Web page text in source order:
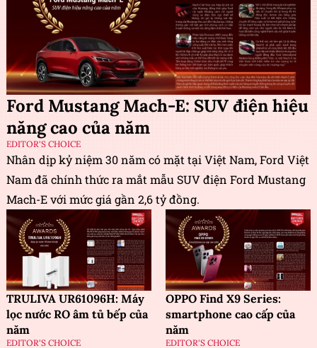
Ford Mustang Mach-E: SUV điện hiệu
năng cao của năm
EDITOR'S CHOICE
Nhân dịp kỷ niệm 30 năm có mặt tại Việt Nam, Ford Việt
Nam đã chính thức ra mắt mẫu SUV điện Ford Mustang
Mach-E với mức giá gần 2,6 tỷ đồng.
TRULIVA UR61096H: Máy
lọc nước RO âm tủ bếp của
năm
EDITOR'S CHOICE
OPPO Find X9 Series:
smartphone cao cấp của
năm
EDITOR'S CHOICE